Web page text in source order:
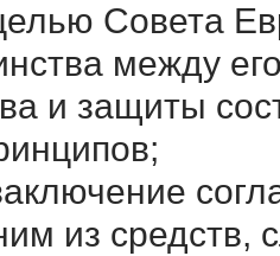
Совета
между
и защиты
из средств,